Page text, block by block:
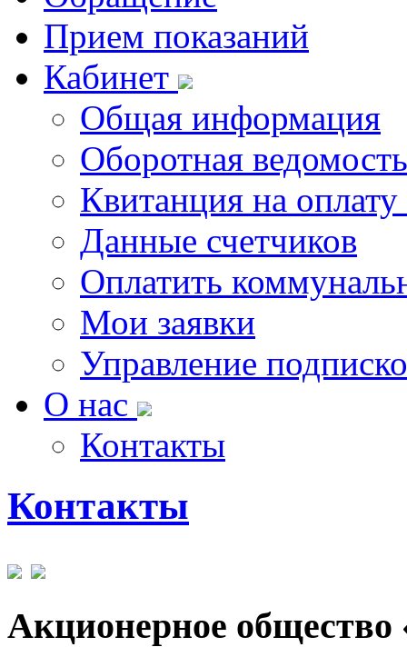
Прием показаний
Кабинет
Общая информация
Оборотная ведомость
Квитанция на
Данные счетчиков
Оплатить
Мои заявки
Управление
О нас
Контакты
Контакты
Акционерное общество